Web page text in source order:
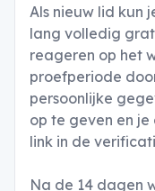
Als nieuw lid kun
lang volledig
reageren op het
proefperiode
persoonlijke
op te geven en
link in de
Na de 14 dagen